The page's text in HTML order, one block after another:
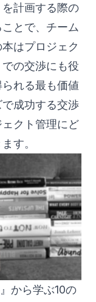
計画する際の
とで、チーム
はプロジェク
の交渉にも役
れる最も価値
成功する交渉
クト管理にど
す。
から学ぶ10の